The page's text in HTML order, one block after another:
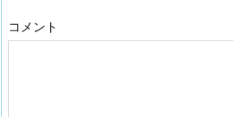
コメント